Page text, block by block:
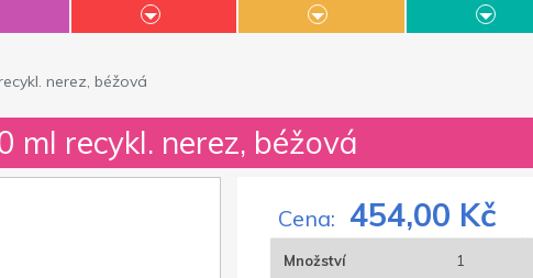
nerez, béžová
ml recykl. nerez, béžová
Cena: 454,00 Kč
Množství 1